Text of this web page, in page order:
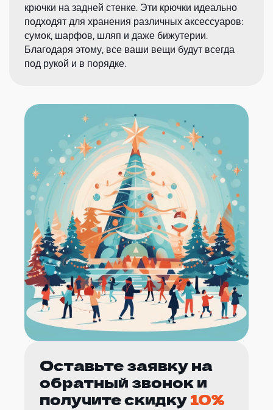
крючки на задней стенке. Эти крючки идеально
подходят для хранения различных аксессуаров:
сумок, шарфов, шляп и даже бижутерии.
Благодаря этому, все ваши вещи будут всегда
под рукой и в порядке.
Оставьте заявку на
обратный звонок и
получите скидку10%